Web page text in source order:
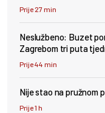
Prije 27 min
Neslužbeno: Buzet
Zagrebom tri puta
Prije 44 min
Nije stao na pružnom
Prije 1 h